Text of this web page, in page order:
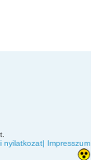
nyilatkozat| Impresszum